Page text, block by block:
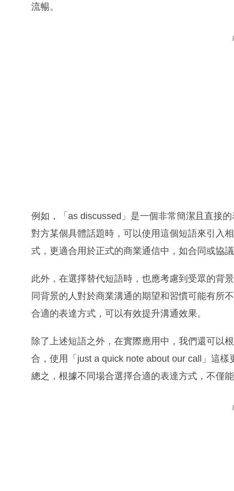
流暢。
例如，「as discussed」是一個非常簡潔且直接
對方某個具體話題時，可以使用這個短語來引入
式，更適合用於正式的商業通信中，如合同或協議
此外，在選擇替代短語時，也應考慮到受眾的背
同背景的人對於商業溝通的期望和習慣可能有所
合適的表達方式，可以有效提升溝通效果。
除了上述短語之外，在實際應用中，我們還可以
合，使用「just a quick note about our call」這樣
總之，根據不同場合選擇合適的表達方式，不僅